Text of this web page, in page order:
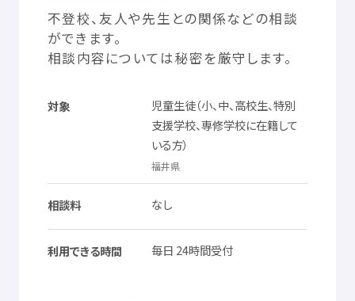
気に入り お知らせ
利用規約 寄付のお願い
Mexへのお わせ
不登校、友人や先生 との関係などの相談
ができます。
相談内容については秘密を厳守 します。
対象 児童生徒（小、中、高校生、特別
支援学校、専修学校に在籍して
いる方）
福井県
相談料 なし
利用できる時間 毎日 24時間受付